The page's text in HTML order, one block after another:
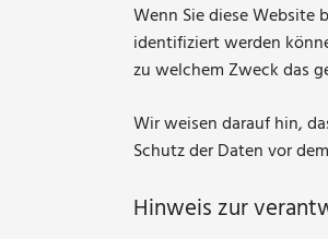
Wenn Sie diese Website
identifiziert werden
zu welchem Zweck das
Wir weisen darauf hin,
Schutz der Daten vor
Hinweis zur